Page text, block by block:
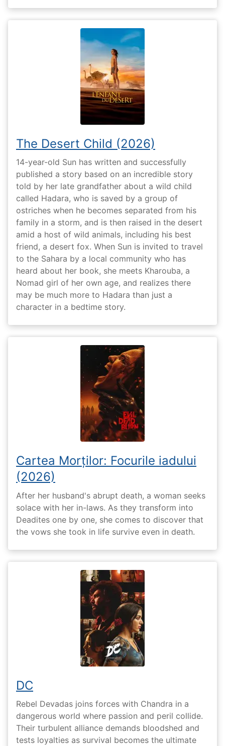
The Desert Child (2026)
14-year-old Sun has written and successfully
published a story based on an incredible story
told by her late grandfather about a wild child
called Hadara, who is saved by a group of
ostriches when he becomes separated from his
family in a storm, and is then raised in the desert
amid a host of wild animals, including his best
friend, a desert fox. When Sun is invited to travel
to the Sahara by a local community who has
heard about her book, she meets Kharouba, a
Nomad girl of her own age, and realizes there
may be much more to Hadara than just a
character in a bedtime story.
Cartea Morților: Focurile iadului
(2026)
After her husband's abrupt death, a woman seeks
solace with her in-laws. As they transform into
Deadites one by one, she comes to discover that
the vows she took in life survive even in death.
DC
Rebel Devadas joins forces with Chandra in a
dangerous world where passion and peril collide.
Their turbulent alliance demands bloodshed and
tests loyalties as survival becomes the ultimate